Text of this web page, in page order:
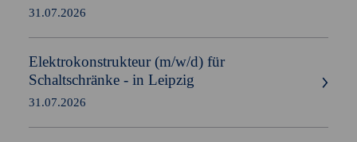
31.07.2026
Elektrokonstrukteur(m/w/d)für
Schaltschränke - in Leipzig
31.07.2026